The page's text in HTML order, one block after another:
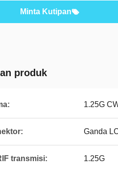
Minta Kutipan
produk
1.25G
Ganda
transmisi: 1.25G